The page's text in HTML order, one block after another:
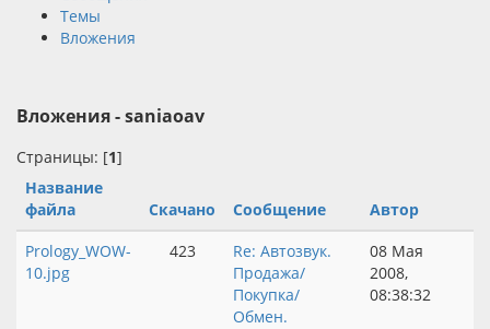
Темы
Вложения
Вложения - saniaoav
Страницы: [1]
Название
файла
Скачано Сообщение
Автор
Prology_WOW-
10.jpg
423
Re: Автозвук.
Продажа/
Покупка/
Обмен.
08 Мая
2008,
08:38:32